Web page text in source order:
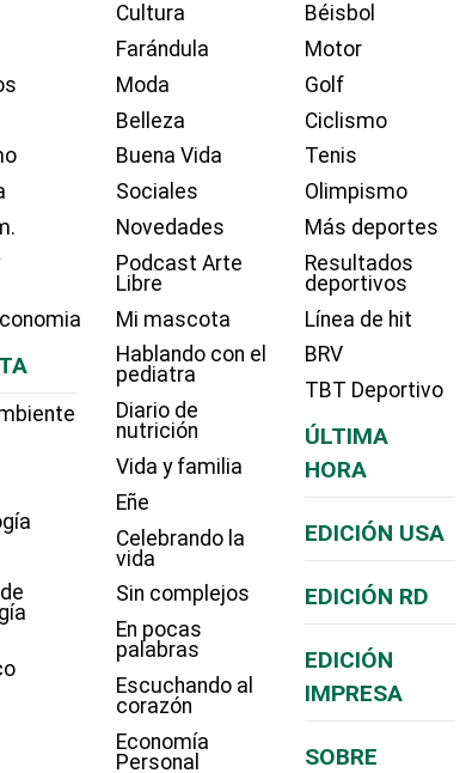
Cultura
Farándula
Moda
Belleza
Buena Vida
Sociales
Novedades
Podcast Arte
Libre
Mi mascota
Hablando con el
pediatra
Diario de
nutrición
Vida y familia
Eñe
Celebrando la
vida
Sin complejos
En pocas
palabras
Escuchando al
corazón
Economía
Personal
Béisbol
Motor
Golf
Ciclismo
Tenis
Olimpismo
Más deportes
Resultados
deportivos
Línea de hit
BRV
TBT Deportivo
ÚLTIMA
HORA
EDICIÓN USA
EDICIÓN RD
EDICIÓN
IMPRESA
SOBRE